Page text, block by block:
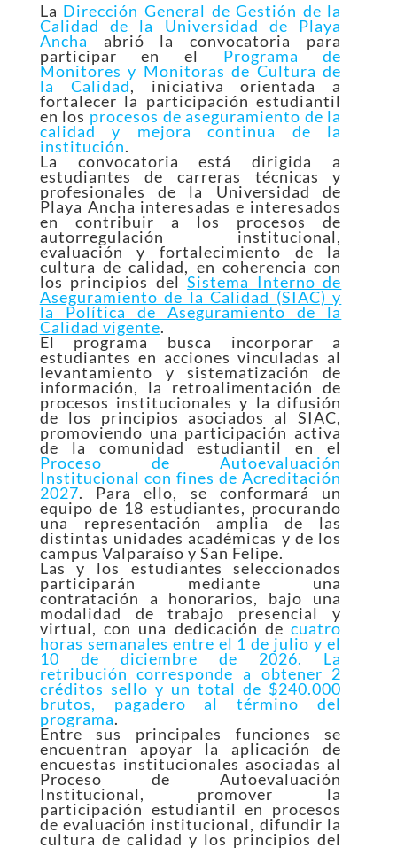
La Dirección General de Gestión de la
Calidad de la Universidad de Playa
Ancha abrió la convocatoria para
participar en el Programa de
Monitores y Monitoras de Cultura de
la Calidad, iniciativa orientada a
fortalecer la participación estudiantil
en los procesos de aseguramiento de la
calidad y mejora continua de la
institución.
La convocatoria está dirigida a
estudiantes de carreras técnicas y
profesionales de la Universidad de
Playa Ancha interesadas e interesados
en contribuir a los procesos de
autorregulación institucional,
evaluación y fortalecimiento de la
cultura de calidad, en coherencia con
los principios delSistema Interno de
Aseguramiento de la Calidad (SIAC) y
la Política de Aseguramiento de la
Calidad vigente.
El programa busca incorporar a
estudiantes en acciones vinculadas al
levantamiento y sistematización de
información, la retroalimentación de
procesos institucionales y la difusión
de los principios asociados al SIAC,
promoviendo una participación activa
de la comunidad estudiantil en el
Proceso de Autoevaluación
Institucional con fines de Acreditación
2027. Para ello, se conformará un
equipo de 18 estudiantes, procurando
una representación amplia de las
distintas unidades académicas y de los
campus Valparaíso y San Felipe.
Las y los estudiantes seleccionados
participarán mediante una
contratación a honorarios, bajo una
modalidad de trabajo presencial y
virtual, con una dedicación decuatro
horas semanales entre el 1 de julio y el
10 de diciembre de 2026. La
retribución corresponde a obtener 2
créditos sello y un total de $240.000
brutos, pagadero al término del
programa.
Entre sus principales funciones se
encuentran apoyar la aplicación de
encuestas institucionales asociadas al
Proceso de Autoevaluación
Institucional, promover la
participación estudiantil en procesos
de evaluación institucional, difundir la
cultura de calidad y los principios del